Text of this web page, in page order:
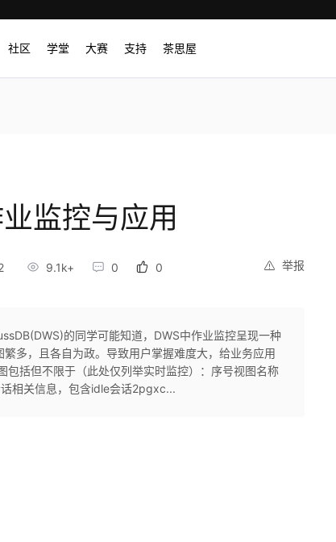
社区 学堂 大赛 支持 茶思屋
监控与应用
举报
9.1k+ 0 0
的同学可能知道，DWS中作业监控呈现一种
多，且各自为政。导致用户掌握难度大，给业务应用
括但不限于（此处仅列举实时监控）：序号视图名称
相关信息，包含idle会话2pgxc...